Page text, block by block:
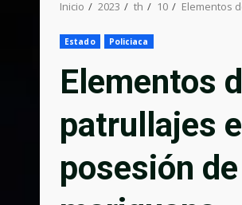
Inicio 2023 th 10 Elementos
Estado Policiaca
Elementos
patrullajes
posesión